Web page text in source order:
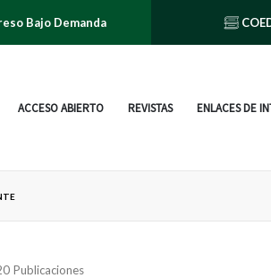
Bajo Demanda
ACCESO ABIERTO REVISTAS ENLACES DE
Publicaciones